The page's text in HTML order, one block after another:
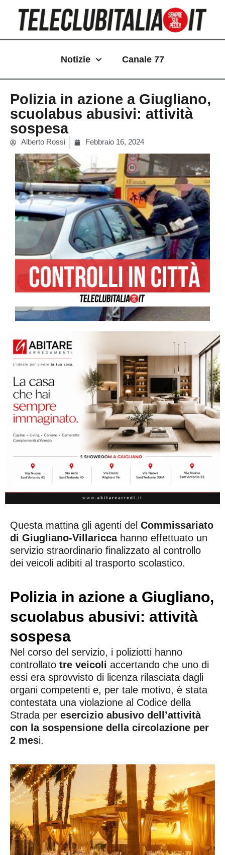
contenuto
Notizie Canale 77
Polizia in azione a Giugliano,
scuolabus abusivi: attività
sospesa
Alberto Rossi Febbraio 16, 2024
Questa mattina gli agenti del Commissariato
di Giugliano-Villariccahanno effettuato un
servizio straordinario finalizzato al controllo
dei veicoli adibiti al trasporto scolastico.
Polizia in azione a Giugliano,
scuolabus abusivi: attività
sospesa
Nel corso del servizio, i poliziotti hanno
controllato tre veicoli accertando che uno di
essi era sprovvisto di licenza rilasciata dagli
organi competenti e, per tale motivo, è stata
contestata una violazione al Codice della
Strada per esercizio abusivo dell’attività
con la sospensione della circolazione per
2 mesi.